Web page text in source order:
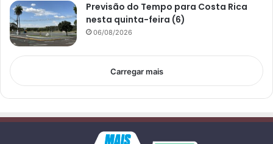
Previsão do Tempo para Costa Rica
nesta quinta-feira (6)
06/08/2026
Carregar mais